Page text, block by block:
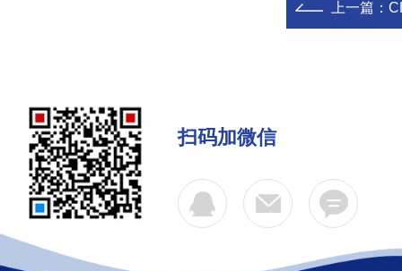
上一篇：
扫码加微信